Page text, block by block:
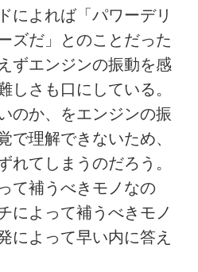
によれば「パワーデリ
ズだ」とのことだった
ずエンジンの振動を感
しさも口にしている。
のか、をエンジンの振
で理解できないため、
れてしまうのだろう。
て補うべきモノなの
によって補うべきモノ
によって早い内に答え